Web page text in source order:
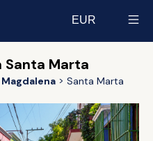
EUR
Santa Marta
Magdalena Santa Marta